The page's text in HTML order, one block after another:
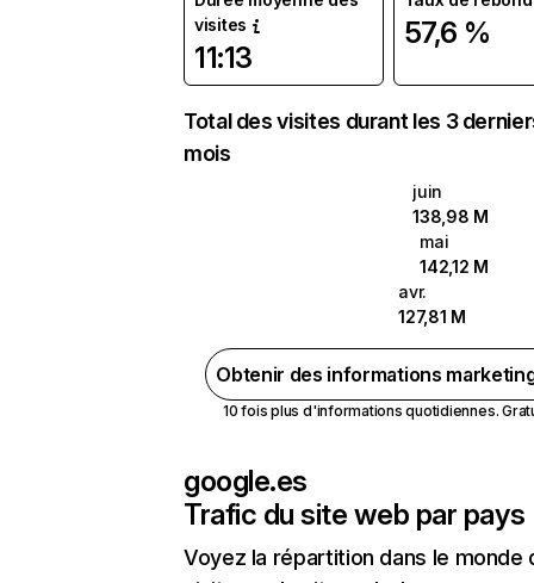
visites
11:13
57,6 %
Total des visites durant les 3
mois
juin
138,98 M
mai
142,12 M
avr.
127,81 M
Obtenir des informations
10 fois plus d'informations quotidiennes.
google.es
Trafic du site web par pays
Voyez la répartition dans le monde